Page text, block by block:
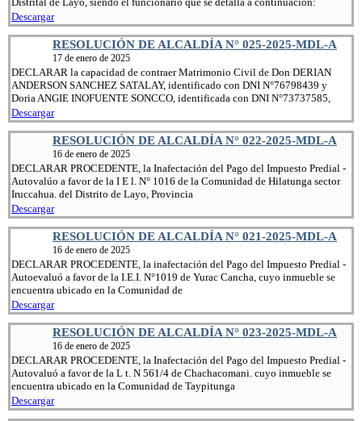
Descargar
RESOLUCIÓN DE ALCALDÍA N° 025-2025-MDL-A
17 de enero de 2025
DECLARAR la capacidad de contraer Matrimonio Civil de Don DERIAN
ANDERSON SANCHEZ SATALAY, identificado con DNI N°76798439 y
Doria ANGIE INOFUENTE SONCCO, identificada con DNI N°73737585,
Descargar
RESOLUCIÓN DE ALCALDÍA N° 022-2025-MDL-A
16 de enero de 2025
DECLARAR PROCEDENTE, la Inafectación del Pago del Impuesto Predial -
Autovalúo a favor de la I E l. N° 1016 de la Comunidad de Hilatunga sector
Iruccahua. del Distrito de Layo, Provincia
Descargar
RESOLUCIÓN DE ALCALDÍA N° 021-2025-MDL-A
16 de enero de 2025
DECLARAR PROCEDENTE, la inafectación del Pago del Impuesto Predial -
Autoevaluó a favor de la I.E.I. N°1019 de Yurac Cancha, cuyo inmueble se
encuentra ubicado en la Comunidad de
Descargar
RESOLUCIÓN DE ALCALDÍA N° 023-2025-MDL-A
16 de enero de 2025
DECLARAR PROCEDENTE, la Inafectación del Pago del Impuesto Predial -
Autovaluó a favor de la L t. N 561/4 de Chachacomani. cuyo inmueble se
encuentra ubicado en la Comunidad de Taypitunga
Descargar